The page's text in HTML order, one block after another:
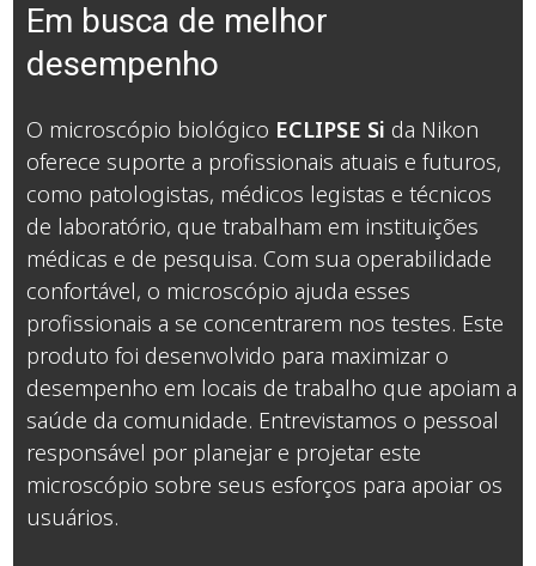
Em busca de melhor
desempenho
O microscópio biológico ECLIPSE Si da Nikon
oferece suporte a profissionais atuais e futuros,
como patologistas, médicos legistas e técnicos
de laboratório, que trabalham em instituições
médicas e de pesquisa. Com sua operabilidade
confortável, o microscópio ajuda esses
profissionais a se concentrarem nos testes. Este
produto foi desenvolvido para maximizar o
desempenho em locais de trabalho que apoiam a
saúde da comunidade. Entrevistamos o pessoal
responsável por planejar e projetar este
microscópio sobre seus esforços para apoiar os
usuários.